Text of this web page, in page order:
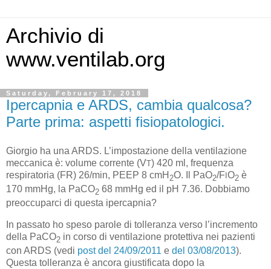
Archivio di
www.ventilab.org
Saturday, February 17, 2018
Ipercapnia e ARDS, cambia qualcosa?
Parte prima: aspetti fisiopatologici.
Giorgio ha una ARDS. L’impostazione della ventilazione
meccanica è: volume corrente (VT) 420 ml, frequenza
respiratoria (FR) 26/min, PEEP 8 cmH 2O. Il PaO2/F O2 è
170 mmHg, la PaCO2 68 mmHg ed il pH 7.36. Dobbiamo
preoccuparci di questa ipercapnia?
In passato ho speso parole di tolleranza verso l’incremento
della PaCO2 in corso di ventilazione protettiva nei pazienti
con ARDS (vedi post del 24/09/2011 e del 03/08/2013).
Questa tolleranza è ancora giustificata dopo la